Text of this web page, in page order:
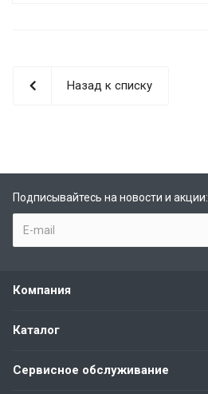
Назад к списку
Подписывайтесь на новости и акции:
Компания
Каталог
Сервисное обслуживание